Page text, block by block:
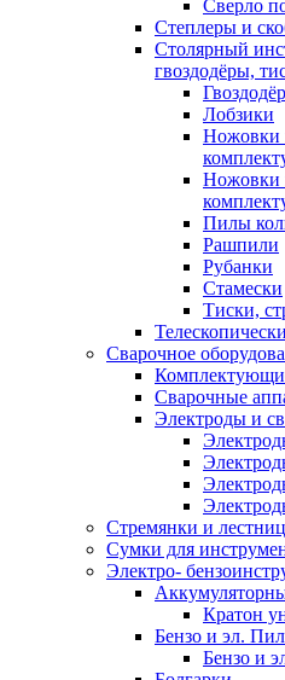
Сверло
Степлеры и
Столярный
гвоздодёры,
Лобзики
Ножовки
Ножовки
Пилы
Рашпили
Рубанки
Стамески
Тиски,
Сварочное
Сварочные
Электроды и
Стремянки и
Сумки для
Электро-
Кратон
Бензо и эл.
Бензо и